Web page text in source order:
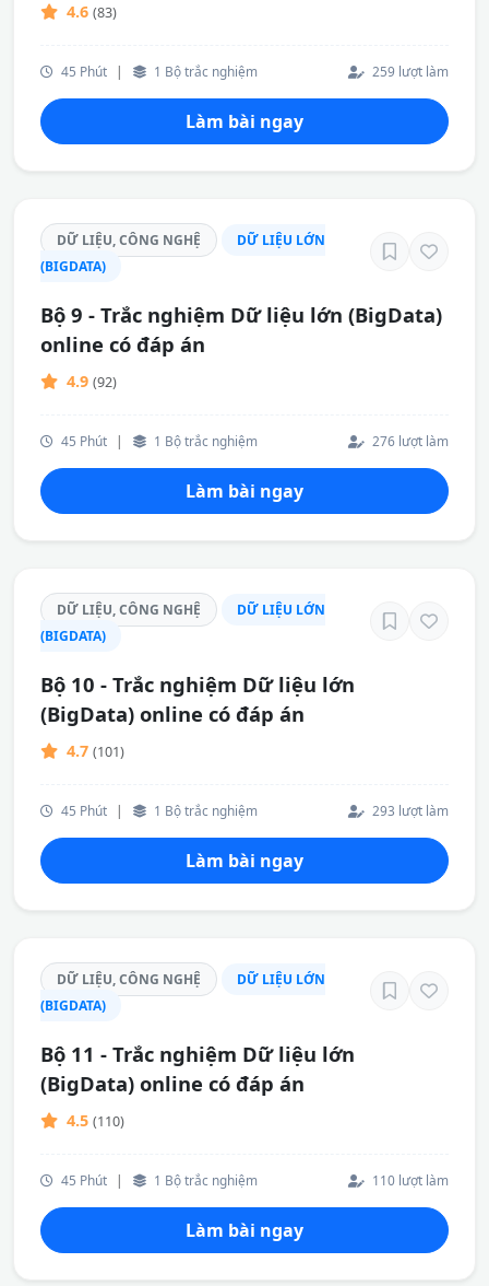
4.6 (83)
45 Phút | 1 Bộ trắc nghiệm 259 lượt làm
Làm bài ngay
DỮ LIỆU, CÔNG NGHỆ
DỮ LIỆU LỚN
(BIGDATA)
Bộ 9 - Trắc nghiệm Dữ liệu lớn (BigData)
online có đáp án
4.9 (92)
45 Phút | 1 Bộ trắc nghiệm 276 lượt làm
Làm bài ngay
DỮ LIỆU, CÔNG NGHỆ
DỮ LIỆU LỚN
(BIGDATA)
Bộ 10 - Trắc nghiệm Dữ liệu lớn
(BigData) online có đáp án
4.7 (101)
45 Phút | 1 Bộ trắc nghiệm 293 lượt làm
Làm bài ngay
DỮ LIỆU, CÔNG NGHỆ
DỮ LIỆU LỚN
(BIGDATA)
Bộ 11 - Trắc nghiệm Dữ liệu lớn
(BigData) online có đáp án
4.5 (110)
45 Phút | 1 Bộ trắc nghiệm 110 lượt làm
Làm bài ngay